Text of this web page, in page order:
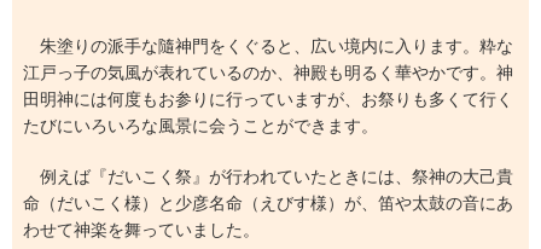
朱塗りの派手な隨神門をくぐると、広い境内に入ります。粋な
江戸っ子の気風が表れているのか、神殿も明るく華やかです。神
田明神には何度もお参りに行っていますが、お祭りも多くて行く
たびにいろいろな風景に会うことができます。
例えば『だいこく祭』が行われていたときには、祭神の大己貴
命（だいこく様）と少彦名命（えびす様）が、笛や太鼓の音にあ
わせて神楽を舞っていました。